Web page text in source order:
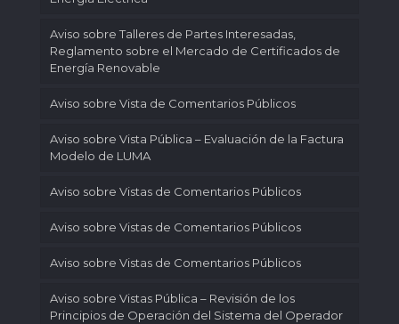
Aviso sobre Talleres de Partes Interesadas,
Reglamento sobre el Mercado de Certificados de
Energía Renovable
Aviso sobre Vista de Comentarios Públicos
Aviso sobre Vista Pública – Evaluación de la Factura
Modelo de LUMA
Aviso sobre Vistas de Comentarios Públicos
Aviso sobre Vistas de Comentarios Públicos
Aviso sobre Vistas de Comentarios Públicos
Aviso sobre Vistas Pública – Revisión de los
Principios de Operación del Sistema del Operador